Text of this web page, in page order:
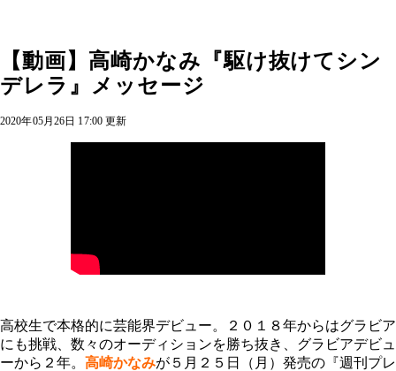
【動画】高崎かなみ『駆け抜けてシン
デレラ』メッセージ
2020年05月26日 17:00 更新
高校生で本格的に芸能界デビュー。２０１８年からはグラビア
にも挑戦、数々のオーディションを勝ち抜き、グラビアデビュ
ーから２年。 高崎かなみが５月２５日（月）発売の『週刊プレ